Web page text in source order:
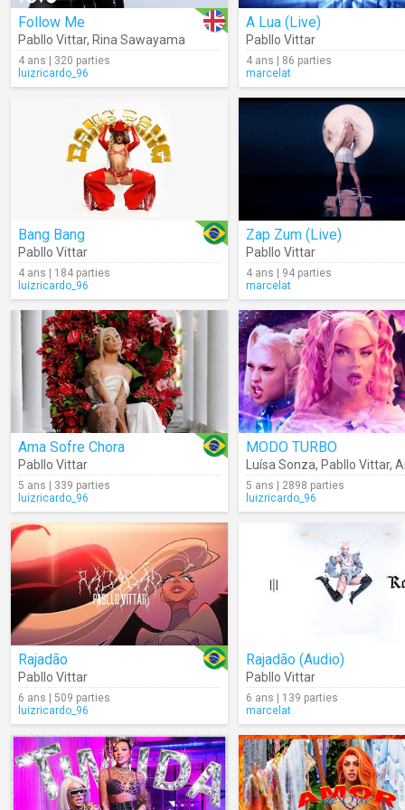
Follow Me
Pabllo Vittar, Rina Sawayama
4 ans | 320 parties
luizricardo_96
A Lua (Live)
Pabllo Vittar
4 ans | 86 parties
marcelat
Bang Bang
Pabllo Vittar
4 ans | 184 parties
luizricardo_96
Zap Zum (Live)
Pabllo Vittar
4 ans | 94 parties
marcelat
Ama Sofre Chora
Pabllo Vittar
5 ans | 339 parties
luizricardo_96
MODO TURBO
Luísa Sonza, Pabllo Vittar,
5 ans | 2898 parties
luizricardo_96
Rajadão
Pabllo Vittar
6 ans | 509 parties
luizricardo_96
Rajadão (Audio)
Pabllo Vittar
6 ans | 139 parties
marcelat